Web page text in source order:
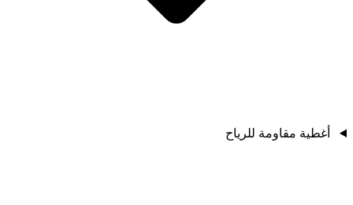
أغطية مقاومة للرياح